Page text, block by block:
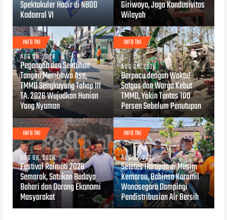
Spektakuler Hadir di NBOD
Kodaeral VI
Giriwoyo, Jaga Kondusivitas
Wilayah
INFO TNI
AUG 08, 2026
Pegangan dan Sentuhan
Tangan Membawa Asa,
TMMD Sengkuyung Tahap III
TA. 2026 Wujudkan Hunian
Yang Nyaman
INFO TNI
AUG 08, 2026
Berpacu dengan Waktu!
Satgas dan Warga Kebut
TMMD, Yakin Tuntas 100
Persen Sebelum Penutupan
INFO TNI
AUG 08, 2026
Festival Raimuti 2026
Semarak, Satukan Budaya
Bahari dan Dorong Ekonomi
Masyarakat
INFO TNI
AUG 07, 2026
Setetes Harapan di Musim
Kemarau, Babinsa Koramil
Wonosegoro Dampingi
Pendistribusian Air Bersih